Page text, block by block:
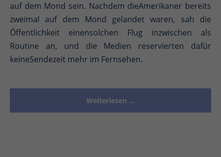
auf dem Mond sein. Nachdem dieAmerikaner bereits
zweimal auf dem Mond gelandet waren, sah die
Öffentlichkeit einensolchen Flug inzwischen als
Routine an, und die Medien reservierten dafür
keineSendezeit mehr im Fernsehen.
Weiterlesen …